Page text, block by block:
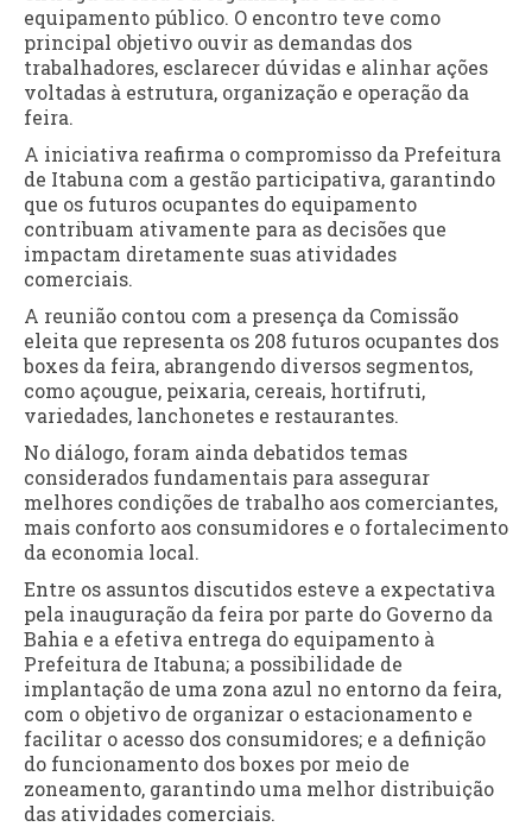
equipamento público. O encontro teve como
principal objetivo ouvir as demandas dos
trabalhadores, esclarecer dúvidas e alinhar ações
voltadas à estrutura, organização e operação da
feira.
A iniciativa reafirma o compromisso da Prefeitura
de Itabuna com a gestão participativa, garantindo
que os futuros ocupantes do equipamento
contribuam ativamente para as decisões que
impactam diretamente suas atividades
comerciais.
A reunião contou com a presença da Comissão
eleita que representa os 208 futuros ocupantes dos
boxes da feira, abrangendo diversos segmentos,
como açougue, peixaria, cereais, hortifruti,
variedades, lanchonetes e restaurantes.
No diálogo, foram ainda debatidos temas
considerados fundamentais para assegurar
melhores condições de trabalho aos comerciantes,
mais conforto aos consumidores e o fortalecimento
da economia local.
Entre os assuntos discutidos esteve a expectativa
pela inauguração da feira por parte do Governo da
Bahia e a efetiva entrega do equipamento à
Prefeitura de Itabuna; a possibilidade de
implantação de uma zona azul no entorno da feira,
com o objetivo de organizar o estacionamento e
facilitar o acesso dos consumidores; e a definição
do funcionamento dos boxes por meio de
zoneamento, garantindo uma melhor distribuição
das atividades comerciais.